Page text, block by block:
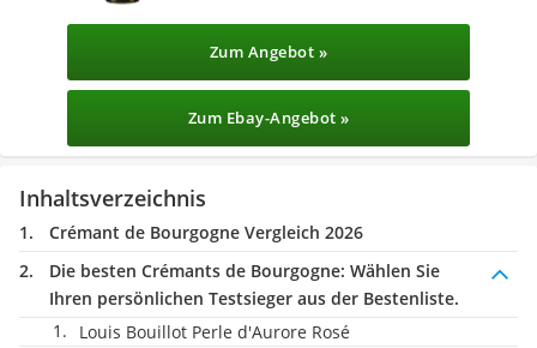
Zum Angebot »
Zum Ebay-Angebot »
Inhaltsverzeichnis
Crémant de Bourgogne Vergleich 2026
Die besten Crémants de Bourgogne: Wählen Sie
Ihren persönlichen Testsieger aus der Bestenliste.
Louis Bouillot Perle d'Aurore Rosé